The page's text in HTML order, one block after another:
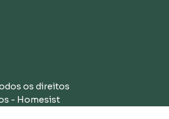
os direitos
- Homesist